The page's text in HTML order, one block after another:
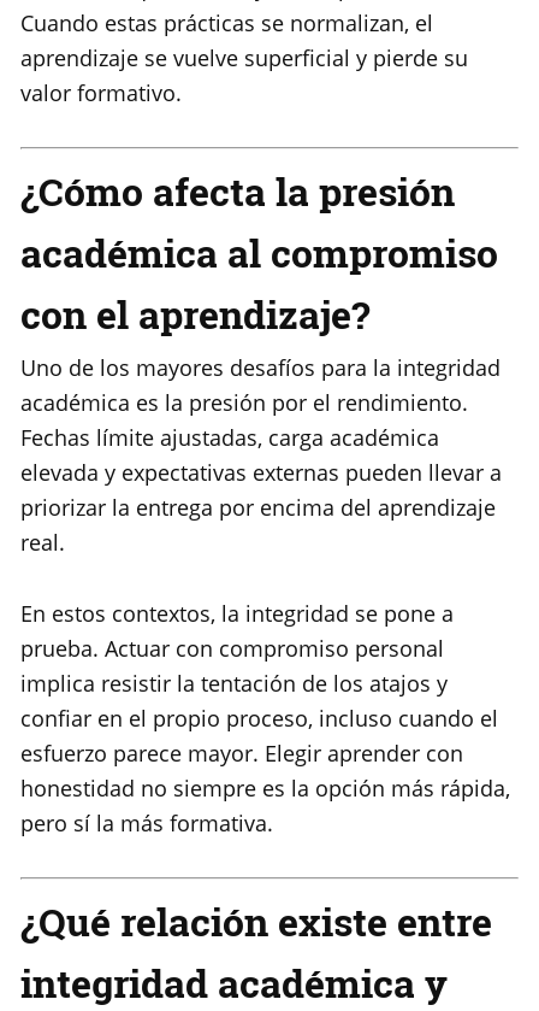
Cuando estas prácticas se normalizan, el
aprendizaje se vuelve superficial y pierde su
valor formativo.
¿Cómo afecta la presión
académica al compromiso
con el aprendizaje?
Uno de los mayores desafíos para la integridad
académica es la presión por el rendimiento.
Fechas límite ajustadas, carga académica
elevada y expectativas externas pueden llevar a
priorizar la entrega por encima del aprendizaje
real.
En estos contextos, la integridad se pone a
prueba. Actuar con compromiso personal
implica resistir la tentación de los atajos y
confiar en el propio proceso, incluso cuando el
esfuerzo parece mayor. Elegir aprender con
honestidad no siempre es la opción más rápida,
pero sí la más formativa.
¿Qué relación existe entre
integridad académica y